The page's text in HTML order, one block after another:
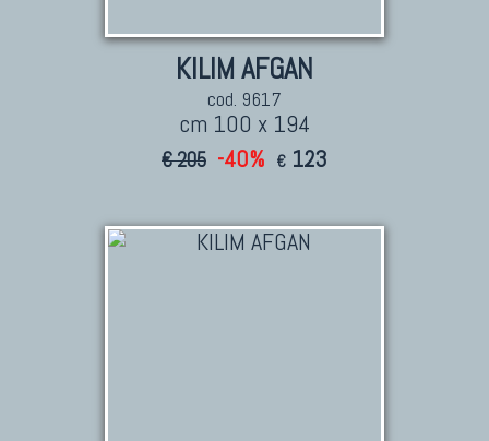
KILIM AFGAN
cod. 9617
cm 100 x 194
€ 205 -40% € 123